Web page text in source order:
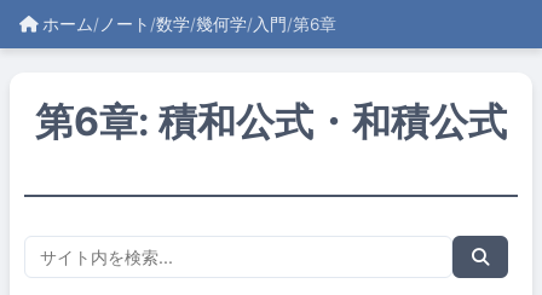
ホーム/ ノート /数学/幾何学/入門/第6章
第6章: 積和公式・和積公式